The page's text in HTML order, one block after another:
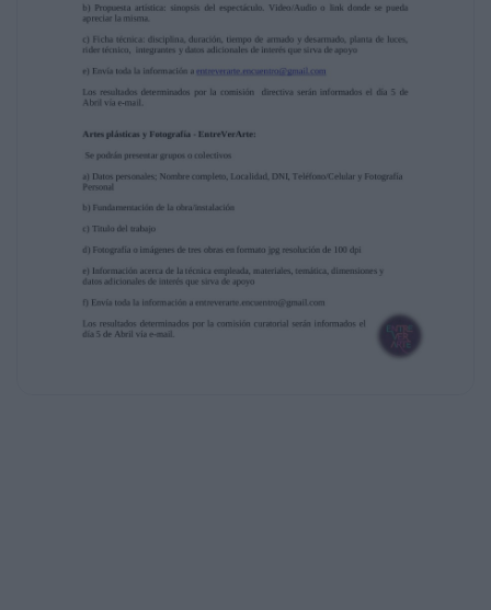
que no
superen los 30 minutos.
a) Datos personales; Nombre completo,
Localidad, DNI, Teléfono/Celular y Fotografía
Personal
c) Genero
d) Sinopsis
e) Duración
f) Envía toda la información a
entreverarte.encuentro@gmail.com
Los resultados determinados por la comisión
curatorial serán informados el día 5 de
Abril vía e-mail.
EntreVeraditos 2016 (Danza, Teatro, Música,